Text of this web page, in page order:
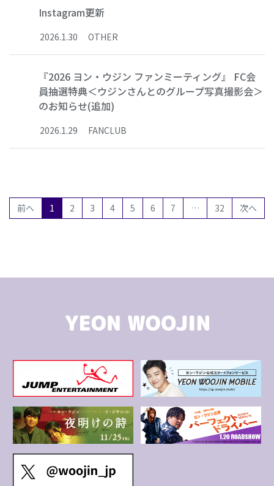
Instagram更新
2026.1.30 OTHER
『2026 ヨン・ウジン ファンミーティング』 FC会
員抽選特典＜ウジンさんとのグループ写真撮影会＞
のお知らせ(追加)
2026.1 .29 FANCLUB
前へ 1 (current)
2 3 4 5 6 7 … 32 次へ